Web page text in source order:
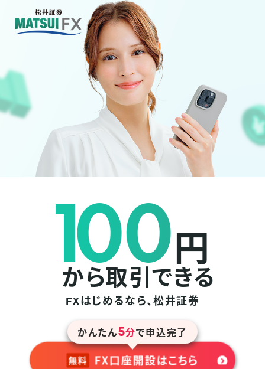
100円
から取引できる
FXはじめるなら、松井証券
かんたん5分で申込完了
無料 FX口座開設はこちら